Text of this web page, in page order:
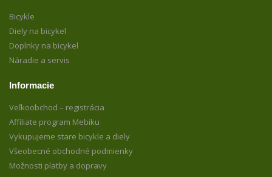
Bicykle
Diely na bicykel
Doplnky na bicykel
Náradie a servis
Informacie
Veľkoobchod – registrácia
Affiliate program Mebiku
Vykupujeme stare bicykle a diely
Všeobecné obchodné podmienky
Možnosti platby a dopravy